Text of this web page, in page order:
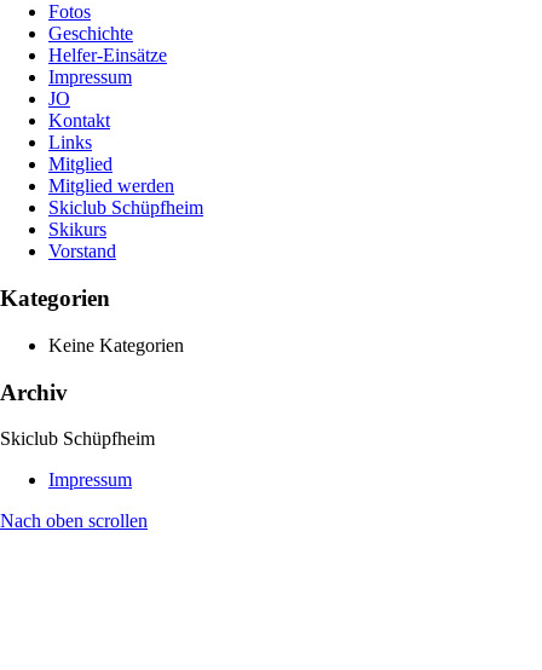
Fotos
Geschichte
Helfer-Einsätze
Impressum
JO
Kontakt
Links
Mitglied
Mitglied werden
Skiclub Schüpfheim
Skikurs
Vorstand
Kategorien
Keine Kategorien
Archiv
Skiclub Schüpfheim
Impressum
Nach oben scrollen